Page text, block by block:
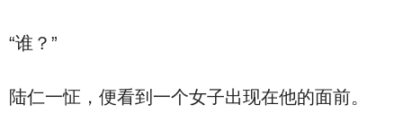
“谁？”
陆仁一怔，便看到一个女子出现在他的面前。